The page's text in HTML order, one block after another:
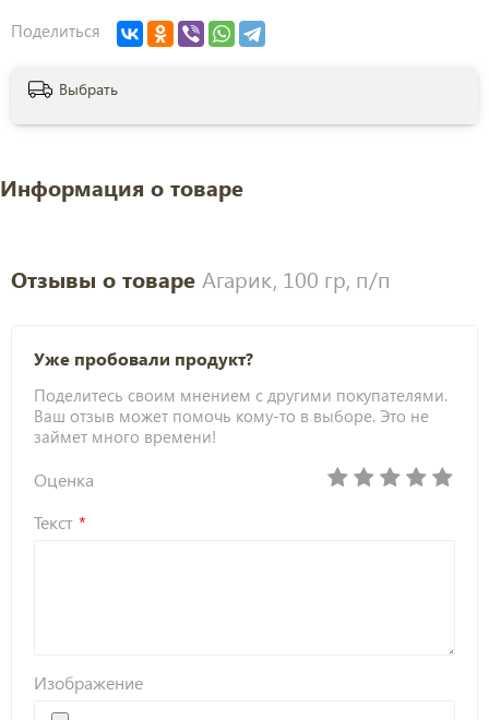
Поделиться
Выбрать
Информация о товаре
Отзывы о товаре Агарик, 100 гр, п/п
Уже пробовали продукт?
Поделитесь своим мнением с другими покупателями.
Ваш отзыв может помочь кому-то в выборе. Это не
займет много времени!
Оценка
Текст
Изображение